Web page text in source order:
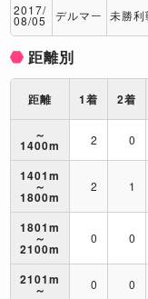
2017/
08/05 デルマー 未勝利
距離別
距離 1着 2着
～
1400m 2 0
1401m
～
1800m
2 1
1801m
～
2100m
0 0
2101m
～ 0 0